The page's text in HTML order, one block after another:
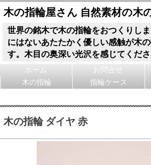
木の指輪屋さん 自然素材の木
世界の銘木で木の指輪をおつくりし
にはないあたたかく優しい感触が木
す。木目の奥深い光沢を感じてくださ
ホーム お問合せ
木の指輪
指輪ケース
木の指輪 ダイヤ 赤